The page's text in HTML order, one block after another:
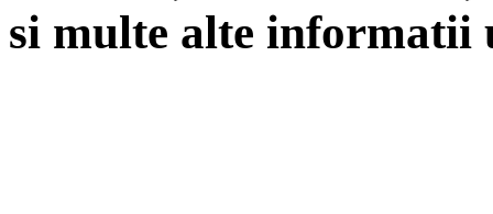
si multe alte informatii